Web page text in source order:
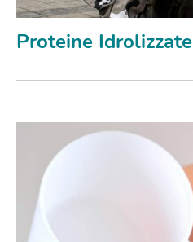
Proteine Idrolizzate